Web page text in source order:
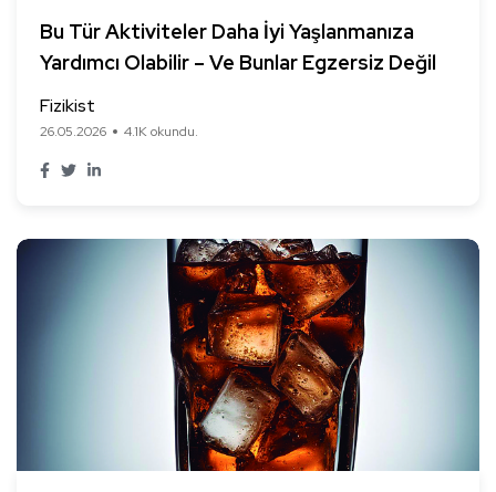
Bu Tür Aktiviteler Daha İyi Yaşlanmanıza
Yardımcı Olabilir – Ve Bunlar Egzersiz Değil
Fizikist
26.05.2026 4.1K okundu.